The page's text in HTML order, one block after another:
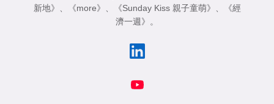
新地》
《more》 《Sunday Kiss 親子童萌》
《經
濟一週》
。